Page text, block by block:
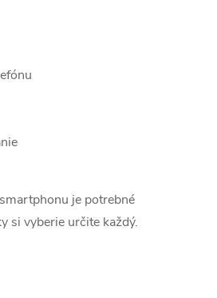
je potrebné
si vyberie určite každý.